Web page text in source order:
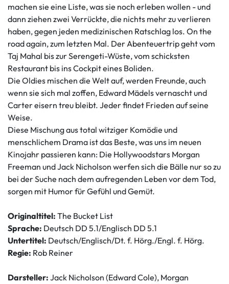
machen sie eine Liste, was sie noch erleben wollen - und
dann ziehen zwei Verrückte, die nichts mehr zu verlieren
haben, gegen jeden medizinischen Ratschlag los. On the
road again, zum letzten Mal. Der Abenteuertrip geht vom
Taj Mahal bis zur Serengeti-Wüste, vom schicksten
Restaurant bis ins Cockpit eines Boliden.
Die Oldies mischen die Welt auf, werden Freunde, auch
wenn sie sich mal zoffen, Edward Mädels vernascht und
Carter eisern treu bleibt. Jeder findet Frieden auf seine
Weise.
Diese Mischung aus total witziger Komödie und
menschlichem Drama ist das Beste, was uns im neuen
Kinojahr passieren kann: Die Hollywoodstars Morgan
Freeman und Jack Nicholson werfen sich die Bälle nur so zu
bei der Suche nach dem aufregenden Leben vor dem Tod,
sorgen mit Humor für Gefühl und Gemüt.
Originaltitel: The Bucket List
Sprache: Deutsch DD 5.1/Englisch DD 5.1
Untertitel: Deutsch/Englisch/Dt. f. Hörg./Engl. f. Hörg.
Regie: Rob Reiner
Darsteller: Jack Nicholson (Edward Cole), Morgan